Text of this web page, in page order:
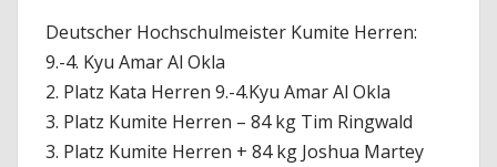
Deutscher Hochschulmeister Kumite Herren:
9.-4. Kyu Amar Al Okla
2. Platz Kata Herren 9.-4.Kyu Amar Al Okla
3. Platz Kumite Herren – 84 kg Tim Ringwald
3. Platz Kumite Herren + 84 kg Joshua Martey